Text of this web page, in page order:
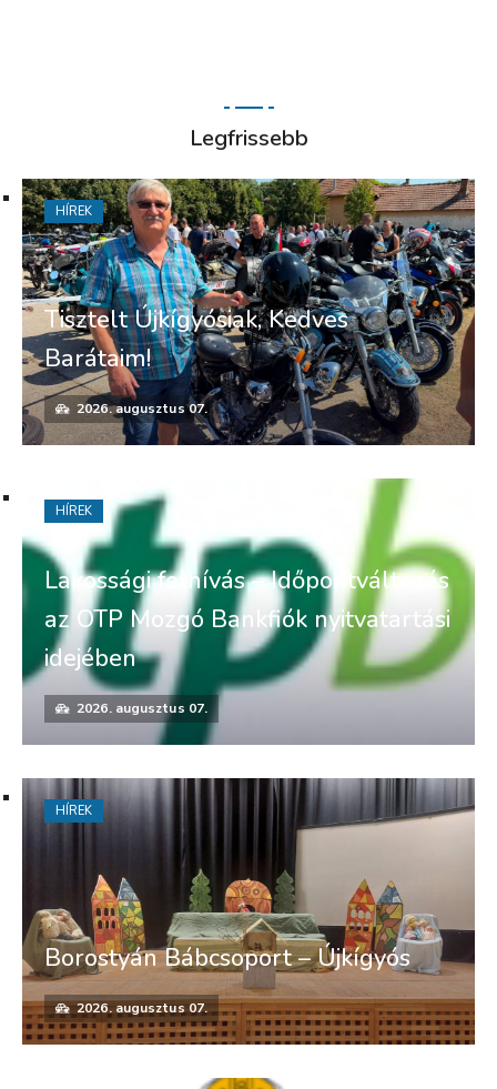
Legfrissebb
Tisztelt Újkígyósiak, Kedves
Barátaim!
2026. augusztus 07.
HÍREK
Lakossági felhívás – Időpontváltozás
az OTP Mozgó Bankfiók nyitvatartási
idejében
2026. augusztus 07.
HÍREK
Borostyán Bábcsoport – Újkígyós
2026. augusztus 07.
HÍREK